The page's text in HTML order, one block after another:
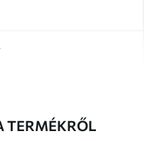
TERMÉKRŐL